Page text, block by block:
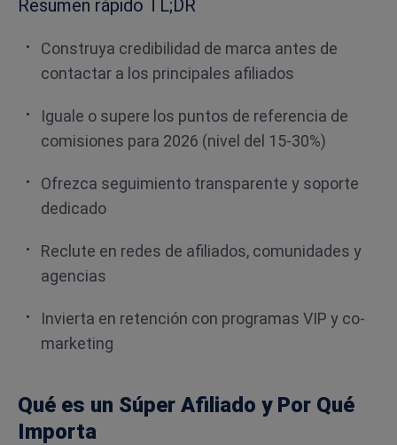
Resumen rápido TL;DR
Construya credibilidad de marca antes de
contactar a los principales afiliados
Iguale o supere los puntos de referencia de
comisiones para 2026 (nivel del 15-30%)
Ofrezca seguimiento transparente y soporte
dedicado
Reclute en redes de afiliados, comunidades y
agencias
Invierta en retención con programas VIP y co-
marketing
Qué es un Súper Afiliado y Por Qué
Importa